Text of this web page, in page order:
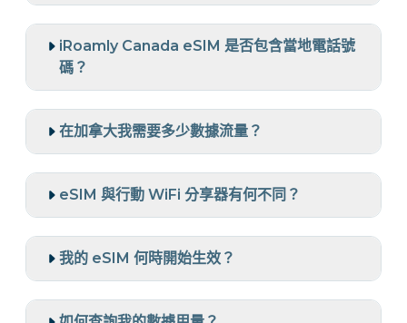
iRoamly Canada eSIM 是否包含當地電話號
碼？
在加拿大我需要多少數據流量？
eSIM 與行動 WiFi 分享器有何不同？
我的 eSIM 何時開始生效？